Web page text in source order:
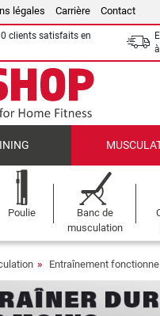
légales Carrière Contact
clients satisfaits en
Poulie
Banc de
musculation
Entraînement fonctionnel